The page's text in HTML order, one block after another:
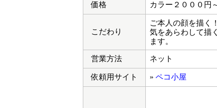
価格 カラー２０００円
こだわり
ご本人の顔を描く
気をあらわして描
ます。
営業方法 ネット
依頼用サイト » ペコ小屋